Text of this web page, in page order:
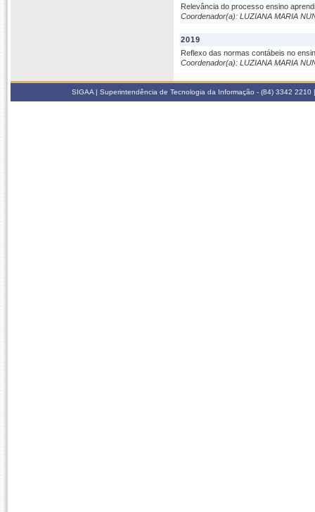
Relevância do processo ensino
Coordenador(a): LUZIANA MARIA
2019
Reflexo das normas contábeis no
Coordenador(a): LUZIANA MARIA
SIGAA | Superintendência de Tecnologia da Informação - (84) 3342